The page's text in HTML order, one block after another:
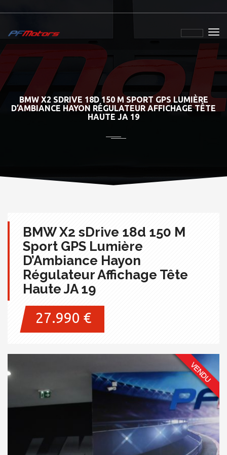
BMW X2 SDRIVE 18D 150 M SPORT GPS LUMIÈRE
D’AMBIANCE HAYON RÉGULATEUR AFFICHAGE TÊTE
HAUTE JA 19
BMW X2 sDrive 18d 150 M
Sport GPS Lumière
D’Ambiance Hayon
Régulateur Affichage Tête
Haute JA 19
27.990 €